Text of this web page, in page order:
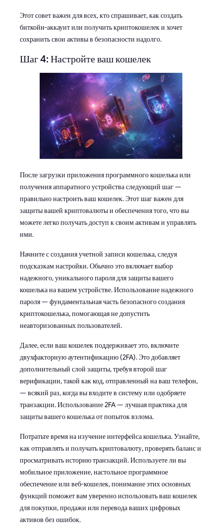
Этот совет важен для всех, кто спрашивает, как создать
биткойн-аккаунт или получить криптокошелек и хочет
сохранить свои активы в безопасности надолго.
Шаг 4: Настройте ваш кошелек
После загрузки приложения программного кошелька или
получения аппаратного устройства следующий шаг —
правильно настроить ваш кошелек. Этот шаг важен для
защиты вашей криптовалюты и обеспечения того, что вы
можете легко получать доступ к своим активам и управлять
ими.
Начните с создания учетной записи кошелька, следуя
подсказкам настройки. Обычно это включает выбор
надежного, уникального пароля для защиты вашего
кошелька на вашем устройстве. Использование надежного
пароля — фундаментальная часть безопасного создания
криптокошелька, помогающая не допустить
неавторизованных пользователей.
Далее, если ваш кошелек поддерживает это, включите
двухфакторную аутентификацию (2FA). Это добавляет
дополнительный слой защиты, требуя второй шаг
верификации, такой как код, отправленный на ваш телефон,
— всякий раз, когда вы входите в систему или одобряете
транзакции. Использование 2FA — лучшая практика для
защиты вашего кошелька от попыток взлома.
Потратьте время на изучение интерфейса кошелька. Узнайте,
как отправлять и получать криптовалюту, проверять баланс и
просматривать историю транзакций. Используете ли вы
мобильное приложение, настольное программное
обеспечение или веб-кошелек, понимание этих основных
функций поможет вам уверенно использовать ваш кошелек
для покупки, продажи или перевода ваших цифровых
активов без ошибок.